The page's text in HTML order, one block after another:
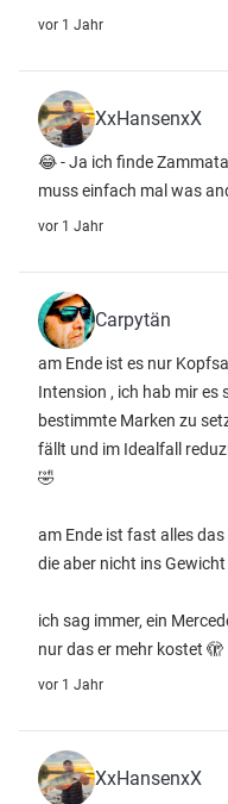
vor 1 Jahr
XxHansenxX
😂 - Ja ich finde
muss einfach mal was
vor 1 Jahr
Carpytän
am Ende ist es nur
Intension , ich hab mir
bestimmte Marken zu
fällt und im Idealfall
🤣
am Ende ist fast alles
die aber nicht ins
ich sag immer, ein
nur das er mehr kostet 🫣
vor 1 Jahr
XxHansenxX